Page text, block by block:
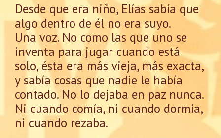
Desde que era niño, Elías sabía que
algo dentro de él no era suyo.
Una voz. No como las que uno se
inventa para jugar cuando está
solo, ésta era más vieja, más exacta,
y sabía cosas que nadie le había
contado. No lo dejaba en paz nunca.
Ni cuando comía, ni cuando dormía,
ni cuando rezaba.